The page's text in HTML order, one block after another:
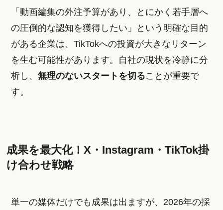
「動画編集の外注予算があり、とにかく若手層へ
の圧倒的な認知を獲得したい」という明確な目的
がある企業は、TikTokへの投資が大きなリターン
を生む可能性があります。自社の現状を冷静に分
析し、無理のないスタートを切ることが重要で
す。
成果を最大化！X・Instagram・TikTok掛
け合わせ戦略
単一の媒体だけでも成果は出ますが、2026年の採